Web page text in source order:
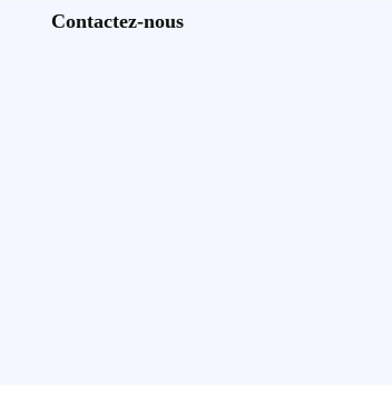
Contactez-nous